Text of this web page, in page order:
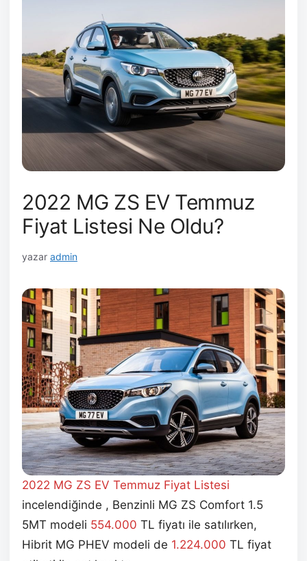
2022 MG ZS EV Temmuz
Fiyat Listesi Ne Oldu?
yazar admin
2022 MG ZS EV Temmuz Fiyat Listesi
incelendiğinde , Benzinli MG ZS Comfort 1.5
5MT modeli 554.000 TL fiyatı ile satılırken,
Hibrit MG PHEV modeli de 1.224.000 TL fiyat